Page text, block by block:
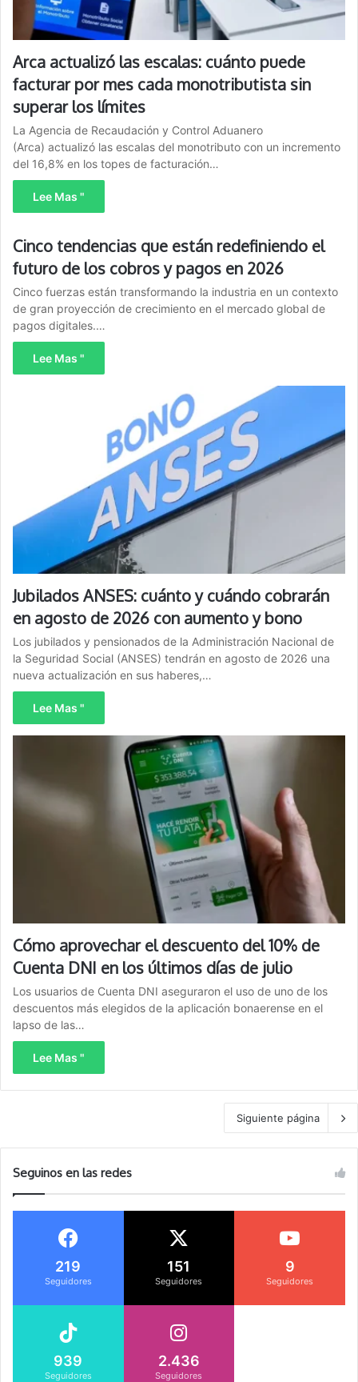
Arca actualizó las escalas: cuánto puede
facturar por mes cada monotributista sin
superar los límites
La Agencia de Recaudación y Control Aduanero
(Arca) actualizó las escalas del monotributo con un incremento
del 16,8% en los topes de facturación…
Lee Mas "
Cinco tendencias que están redefiniendo el
futuro de los cobros y pagos en 2026
Cinco fuerzas están transformando la industria en un contexto
de gran proyección de crecimiento en el mercado global de
pagos digitales.…
Lee Mas "
Jubilados ANSES: cuánto y cuándo cobrarán
en agosto de 2026 con aumento y bono
Los jubilados y pensionados de la Administración Nacional de
la Seguridad Social (ANSES) tendrán en agosto de 2026 una
nueva actualización en sus haberes,…
Lee Mas "
Cómo aprovechar el descuento del 10% de
Cuenta DNI en los últimos días de julio
Los usuarios de Cuenta DNI aseguraron el uso de uno de los
descuentos más elegidos de la aplicación bonaerense en el
lapso de las…
Lee Mas "
Siguiente página
Seguinos en las redes
219
Seguidores
151
Seguidores
9
Seguidores
939
Seguidores
2.436
Seguidores